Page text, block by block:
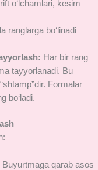
o‘lchamlari, kesim
ranglarga bo‘linadi
Har bir rang
tayyorlanadi. Bu
Formalar
bo‘ladi.
Buyurtmaga qarab asos